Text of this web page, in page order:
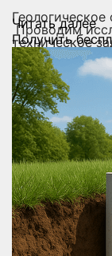
Проводим
техническое
подбираем
фундамент на
монолитным
Разметка
Осуществляем
в
плодородный
Бурение
Используем
оборудование.
определяются
здания.
Установка
В каждую
каркас и
формируется
Читать далее
Получить